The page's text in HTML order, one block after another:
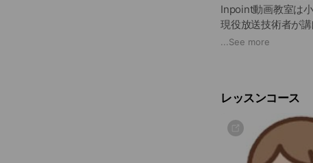
Inpoint動画教室は
現役放送技術者が
あふれているたく
「伝えるって、じ
動画で気持ちやア
「自分の考えをま
InPoint動画教室で
に寄りそって、や
...See more
レッスンコース